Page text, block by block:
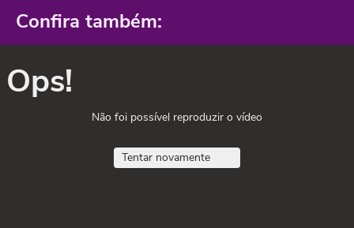
Confira também:
Ops!
Não foi possível reproduzir o vídeo
Tentar novamente